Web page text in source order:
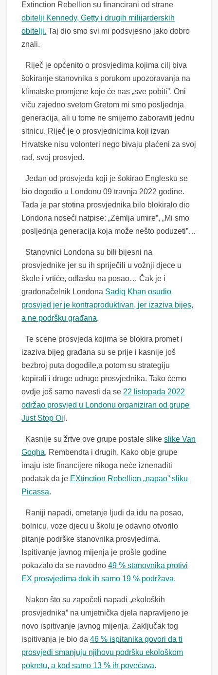
Extinction Rebellion su financirani od strane
obitelji Kennedy, Getty i drugih milijarderskih
obitelji. Taj dio smo svi mi podsvjesno jako dobro
znali.
Riječ je općenito o prosvjedima kojima cilj biva
šokiranje stanovnika s porukom upozoravanja na
klimatske promjene koje će nas „sve pobiti”. Oni
viču zajedno svetom Gretom mi smo posljednja
generacija, ali u tome ne smijemo zaboraviti jednu
sitnicu. Riječ je o prosvjednicima koji izvan
Hrvatske nisu volonteri nego bivaju plaćeni za svoj
rad, svoj prosvjed.
Jedan od prosvjeda koji je šokirao Englesku se
bio dogodio u Londonu 09 travnja 2022 godine.
Tada je par stotina prosvjednika bilo blokiralo dio
Londona noseći natpise: „Zemlja umire”, „Mi smo
posljednja generacija koja može nešto poduzeti”…
Stanovnici Londona su bili bijesni na
prosvjednike jer su ih spriječili u vožnji djece u
škole i vrtiće, odlasku na posao… Čak je i
gradonačelnik Londona Sadiq Khanosudio
prosvjed jer je kontraproduktivan, jer izaziva bijes,
a ne podršku građana.
Te scene prosvjeda kojima se blokira promet i
izaziva bijeg građana su se prije i kasnije još
bezbroj puta dogodile,a potom su strategiju
kopirali i druge udruge prosvjednika. Tako ćemo
ovdje još samo navesti da se 22 listopada 2022
održao prosvjed u Londonu organiziran od grupe
Just Stop Oi l.
Kasnije su žrtve ove grupe postale slikeslike Van
Gogha, Rembendta i drugih. Kako obje grupe
imaju iste financijere nikoga neće iznenaditi
podatak da je EXtinction Rebellion „napao” sliku
Picassa.
Raniji napadi, ometanje ljudi da idu na posao,
bolnicu, voze djecu u školu je odavno otvorilo
pitanje podrške stanovnika prosvjedima.
Ispitivanje javnog mijenja je prošle godine
pokazalo da se navodno49 % stanovnika protivi
EX prosvjedima dok ih samo 19 % podržava.
Nakon što su započeli napadi „ekoloških
prosvjednika” na umjetnička djela napravljeno je
novo ispitivanje javnog mijenja. Zaključak tog
ispitivanja je bio da46 % ispitanika govori da ti
prosvjedi smanjuju njihovu podršku ekološkom
pokretu, a kod samo 13 % ih povećava.